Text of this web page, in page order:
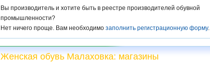
Вы производитель и хотите быть в реестре производителей обувной
промышленности?
Нет ничего проще. Вам необходимо заполнить регистрационную форму.
Женская обувь Малаховка: магазины